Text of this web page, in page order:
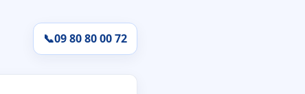
📞09 80 80 00 72